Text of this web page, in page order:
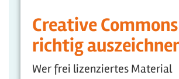
Creative
richtig
Wer frei lizenziertes Material